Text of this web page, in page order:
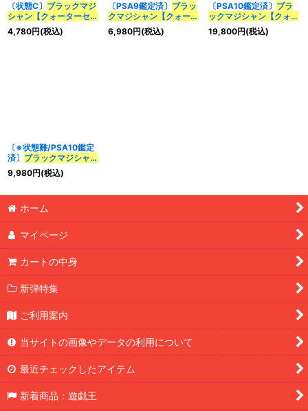
〔状態C〕 ブラックマジ
シャン【クォーターセン
チュリーシークレット】
{QCCU-JP001}
4,780円(税込)
〔PSA9鑑定済〕 ブラッ
クマジシャン【クォータ
ーセンチュリーシークレ
ット】{QCCU-JP001}
6,980円(税込)
〔PSA10鑑定済〕 ブラ
ックマジシャン【クォー
ターセンチュリーシーク
レット】{QCCU-
19,800円(税込)
〔※状態難/PSA10鑑定
済〕 ブラックマジシャン
【クォーターセンチュリ
ーシークレット】
9,980円(税込)
ホーム
マイページ
カートの中身
新弾特集
ご利用案内
当サイトの画像やデータの利用について
最近チェックしたアイテム
新着商品：遊戯王